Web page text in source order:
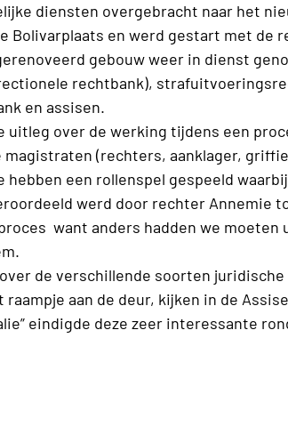
diensten overgebracht naar het
Bolivarplaats en werd gestart met de
gebouw weer in dienst
rechtbank),
en assisen.
uitleg over de werking tijdens een
(rechters, aanklager,
hebben een rollenspel gespeeld
werd door rechter Annemie
want anders hadden we moeten
de verschillende soorten
aan de deur, kijken in de
eindigde deze zeer interessante